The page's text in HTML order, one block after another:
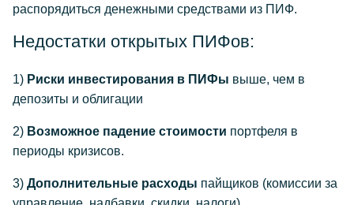
распорядиться денежными средствами из ПИФ.
Недостатки открытых ПИФов:
1) Риски инвестирования в ПИФы выше, чем в
депозиты и облигации
2) Возможное падение стоимости портфеля в
периоды кризисов.
3) Дополнительные расходы пайщиков (комиссии за